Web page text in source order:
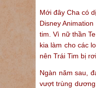
Mới đây Cha có
Disney
tim. Vì nữ thần
kia làm cho các
nên Trái Tim bị
Ngàn năm sau,
vượt trùng